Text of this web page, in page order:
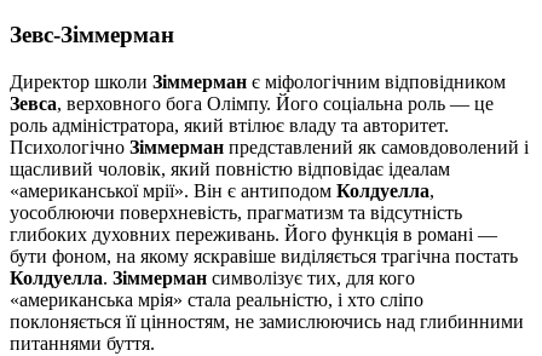
Зевс-Зіммерман
Директор школи Зіммерман є міфологічним відповідником
Зевса, верховного бога Олімпу. Його соціальна роль — це
роль адміністратора, який втілює владу та авторитет.
Психологічно Зіммерман представлений як самовдоволений і
щасливий чоловік, який повністю відповідає ідеалам
«американської мрії». Він є антиподом Колдуелла,
уособлюючи поверхневість, прагматизм та відсутність
глибоких духовних переживань. Його функція в романі —
бути фоном, на якому яскравіше виділяється трагічна постать
Колдуелла. Зіммерман символізує тих, для кого
«американська мрія» стала реальністю, і хто сліпо
поклоняється її цінностям, не замислюючись над глибинними
питаннями буття.